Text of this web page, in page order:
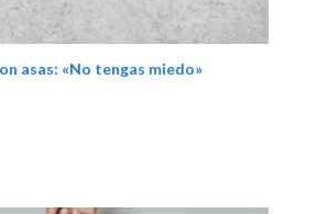
asas: «No tengas miedo»